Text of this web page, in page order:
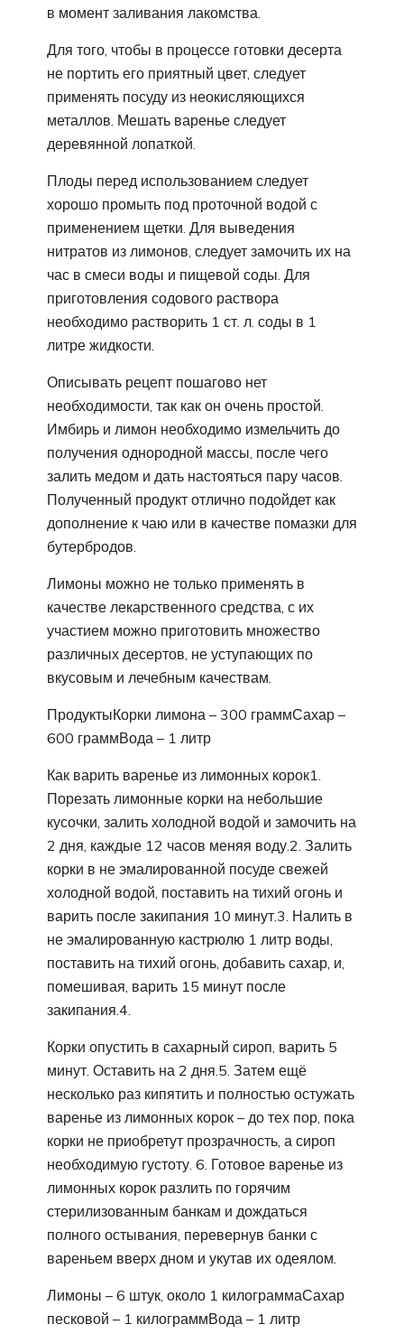
в момент заливания лакомства.
Для того, чтобы в процессе готовки десерта
не портить его приятный цвет, следует
применять посуду из неокисляющихся
металлов. Мешать варенье следует
деревянной лопаткой.
Плоды перед использованием следует
хорошо промыть под проточной водой с
применением щетки. Для выведения
нитратов из лимонов, следует замочить их на
час в смеси воды и пищевой соды. Для
приготовления содового раствора
необходимо растворить 1 ст. л. соды в 1
литре жидкости.
Описывать рецепт пошагово нет
необходимости, так как он очень простой.
Имбирь и лимон необходимо измельчить до
получения однородной массы, после чего
залить медом и дать настояться пару часов.
Полученный продукт отлично подойдет как
дополнение к чаю или в качестве помазки для
бутербродов.
Лимоны можно не только применять в
качестве лекарственного средства, с их
участием можно приготовить множество
различных десертов, не уступающих по
вкусовым и лечебным качествам.
ПродуктыКорки лимона – 300 граммСахар –
600 граммВода – 1 литр
Как варить варенье из лимонных корок1.
Порезать лимонные корки на небольшие
кусочки, залить холодной водой и замочить на
2 дня, каждые 12 часов меняя воду.2. Залить
корки в не эмалированной посуде свежей
холодной водой, поставить на тихий огонь и
варить после закипания 10 минут.3. Налить в
не эмалированную кастрюлю 1 литр воды,
поставить на тихий огонь, добавить сахар, и,
помешивая, варить 15 минут после
закипания.4.
Корки опустить в сахарный сироп, варить 5
минут. Оставить на 2 дня.5. Затем ещё
несколько раз кипятить и полностью остужать
варенье из лимонных корок – до тех пор, пока
корки не приобретут прозрачность, а сироп
необходимую густоту. 6. Готовое варенье из
лимонных корок разлить по горячим
стерилизованным банкам и дождаться
полного остывания, перевернув банки с
вареньем вверх дном и укутав их одеялом.
Лимоны – 6 штук, около 1 килограммаСахар
песковой – 1 килограммВода – 1 литр